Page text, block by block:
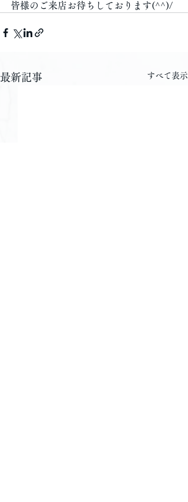
皆様のご来店お待ちしております(^^)/
最新記事 すべて表示